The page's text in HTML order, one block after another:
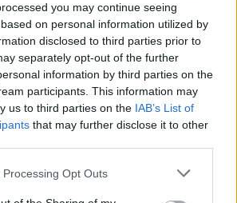
you may continue seeing
on personal information utilized by
disclosed to third parties prior to
separately opt-out of the further
information by third parties on the
participants. This information may
us to third parties on the IAB’s List of
that may further disclose it to other
Opt Outs
többmillióan vártunk: szombattól
csökken a riasztás
megye
épül Budakeszi új óvodája